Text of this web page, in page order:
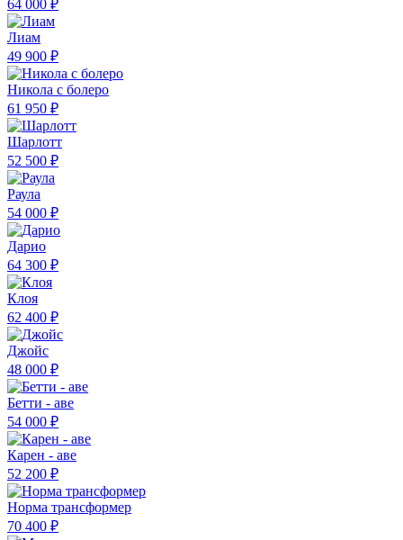
64 000 ₽
Лиам
49 900 ₽
Никола с болеро
61 950 ₽
Шарлотт
52 500 ₽
Раула
54 000 ₽
Дарио
64 300 ₽
Клоя
62 400 ₽
Джойс
48 000 ₽
Бетти - аве
54 000 ₽
Карен - аве
52 200 ₽
Норма трансформер
70 400 ₽